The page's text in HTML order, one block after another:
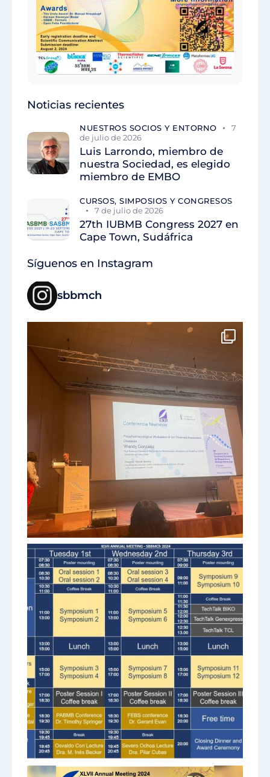
Noticias recientes
NUESTROS SOCIOS Y ENTORNO
7
de julio de 2026
Luis Larrondo, miembro de
nuestra Sociedad, es elegido
miembro de EMBO
CURSOS, SIMPOSIOS Y CONGRESOS
7 de julio de 2026
27th IUBMB Congress 2027 en
Cape Town, Sudáfrica
Síguenos en Instagram
sbbmch